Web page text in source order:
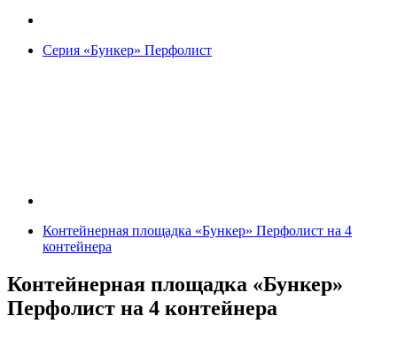
Серия «Бункер» Перфолист
Контейнерная площадка «Бункер» Перфолист на 4
контейнера
Контейнерная площадка «Бункер»
Перфолист на 4 контейнера